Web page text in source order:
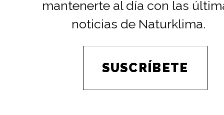
mantenerte al día con las
noticias de Naturklima.
SUSCRÍBETE